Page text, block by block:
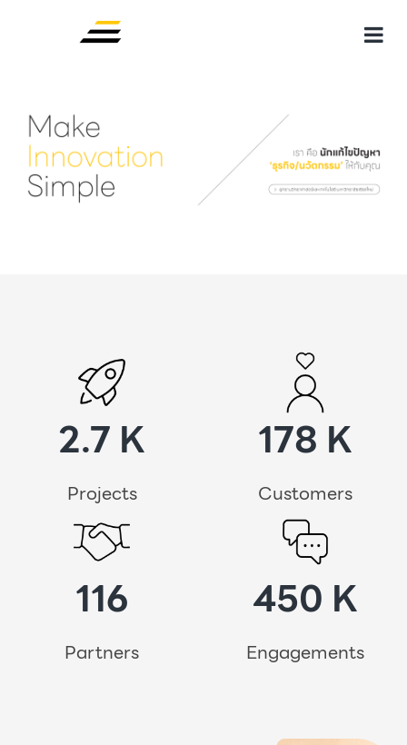
2.7 K
Projects
178 K
Customers
116
Partners
450 K
Engagements